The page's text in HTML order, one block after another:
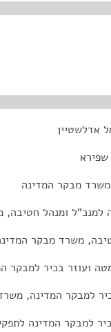
אדלשטיין
מבקר המדינה
למנכ"ל ומנהל חטיבה,
משרד מבקר
ועוזר בכיר למבקר
למבקר המדינה,
למבקר המדינה